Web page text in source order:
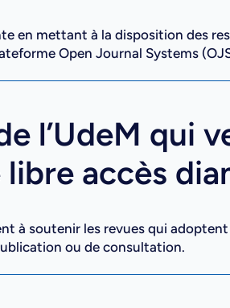
en mettant à la disposition des
Open Journal Systems
l’UdeM qui
accès
à soutenir les revues qui
ou de consultation.